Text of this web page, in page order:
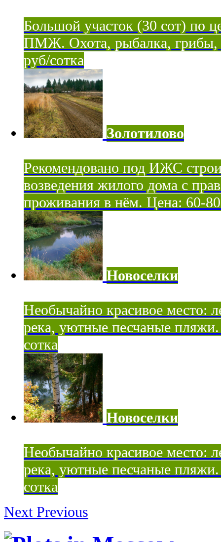
Большой участок (30 сот) по
ПМЖ. Охота, рыбалка, грибы,
руб/сотка
Золотилово
Рекомендовано под ИЖС
возведения жилого дома с
проживания в нём. Цена: 60-80
Новоселки
Необычайно красивое место:
река, уютные песчаные
сотка
Новоселки
Необычайно красивое место:
река, уютные песчаные
сотка
Next Previous